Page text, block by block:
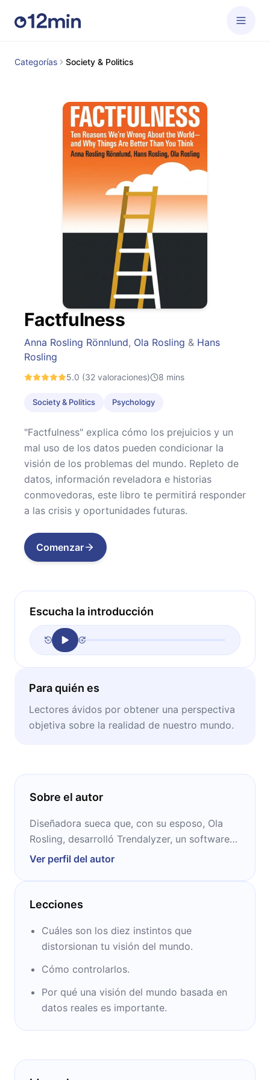
Categorías Society & Politics
Factfulness
Anna Rosling Rönnlund, Ola Rosling & Hans
Rosling
5.0 (32 valoraciones) 8 mins
Society & Politics Psychology
"Factfulness" explica cómo los prejuicios y un
mal uso de los datos pueden condicionar la
visión de los problemas del mundo. Repleto de
datos, información reveladora e historias
conmovedoras, este libro te permitirá responder
a las crisis y oportunidades futuras.
Comenzar
Escucha la introducción
Para quién es
Lectores ávidos por obtener una perspectiva
objetiva sobre la realidad de nuestro mundo.
Sobre el autor
Diseñadora sueca que, con su esposo, Ola
Rosling, desarrolló Trendalyzer, un software
interactivo para visualizar información
Ver perfil del autor
Lecciones
Cuáles son los diez instintos que
distorsionan tu visión del mundo.
Cómo controlarlos.
Por qué una visión del mundo basada en
datos reales es importante.